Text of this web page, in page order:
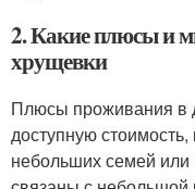
2. Какие плюсы и
хрущевки
Плюсы проживания в
доступную стоимость,
небольших семей